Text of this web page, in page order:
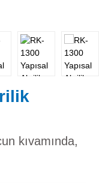
kıvamında,